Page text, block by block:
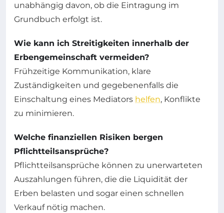
unabhängig davon, ob die Eintragung im
Grundbuch erfolgt ist.
Wie kann ich Streitigkeiten innerhalb der
Erbengemeinschaft vermeiden?
Frühzeitige Kommunikation, klare
Zuständigkeiten und gegebenenfalls die
Einschaltung eines Mediators helfen, Konflikte
zu minimieren.
Welche finanziellen Risiken bergen
Pflichtteilsansprüche?
Pflichtteilsansprüche können zu unerwarteten
Auszahlungen führen, die die Liquidität der
Erben belasten und sogar einen schnellen
Verkauf nötig machen.